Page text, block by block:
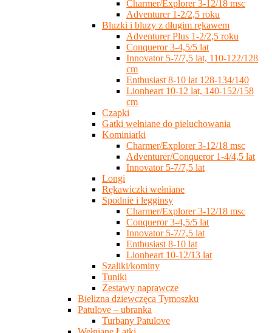
Charmer/Explorer 3-12/18 msc
Adventurer 1-2/2,5 roku
Bluzki i bluzy z długim rękawem
Adventurer Plus 1-2/2,5 roku
Conqueror 3-4,5/5 lat
Innovator 5-7/7,5 lat, 110-122/128
cm
Enthusiast 8-10 lat 128-134/140
Lionheart 10-12 lat, 140-152/158
cm
Czapki
Gatki wełniane do pieluchowania
Kominiarki
Charmer/Explorer 3-12/18 msc
Adventurer/Conqueror 1-4/4,5 lat
Innovator 5-7/7,5 lat
Longi
Rękawiczki wełniane
Spodnie i legginsy
Charmer/Explorer 3-12/18 msc
Conqueror 3-4,5/5 lat
Innovator 5-7/7,5 lat
Enthusiast 8-10 lat
Lionheart 10-12/13 lat
Szaliki/kominy
Tuniki
Zestawy naprawcze
Bielizna dziewczęca Tymoszku
Patulove – ubranka
Turbany Patulove